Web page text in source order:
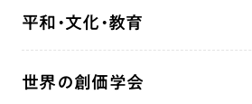
祈り
聖典
座談会
平和・文化・教育
世界の創価学会